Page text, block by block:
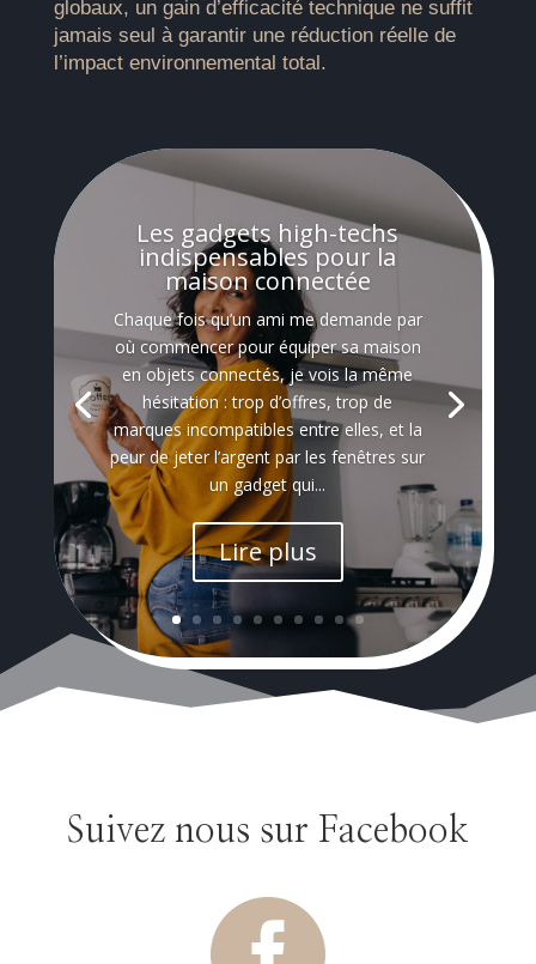
globaux, un gain d’efficacité technique ne suffit
jamais seul à garantir une réduction réelle de
l’impact environnemental total.
Les gadgets high-techs
indispensables pour la
maison connectée
Chaque fois qu’un ami me demande par
où commencer pour équiper sa maison
en objets connectés, je vois la même
hésitation : trop d’offres, trop de
marques incompatibles entre elles, et la
peur de jeter l’argent par les fenêtres sur
un gadget qui...
Lire plus
Suivez nous sur Facebook